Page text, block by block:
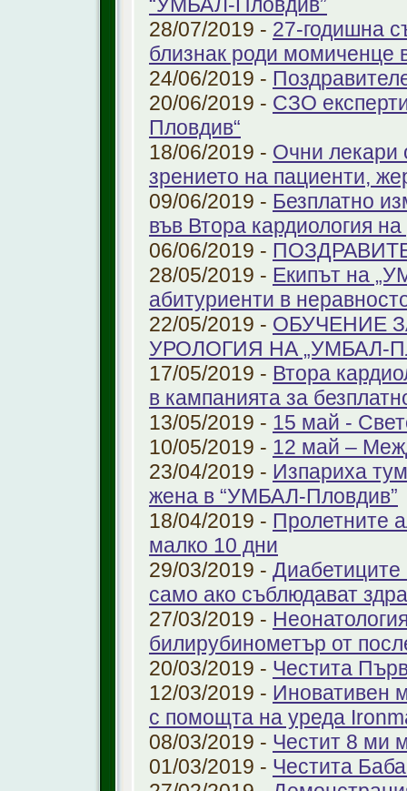
28/07/2019 - 27-годишна
близнак роди момиченце
24/06/2019 -
20/06/2019 - СЗО
Пловдив“
18/06/2019 - Очни лекари
зрението на пациенти,
09/06/2019 - Безплатно
във Втора кардиология
06/06/2019 -
28/05/2019 - Екипът на
абитуриенти в
22/05/2019 - ОБУЧЕНИЕ
УРОЛОГИЯ НА „УМБАЛ-
17/05/2019 - Втора
в кампанията за
13/05/2019 - 15 май -
10/05/2019 - 12 май –
23/04/2019 - Изпариха
жена в “УМБАЛ-Пловдив”
18/04/2019 - Пролетните
малко 10 дни
29/03/2019 - Диабетиците
само ако съблюдават
27/03/2019 -
билирубинометър от
20/03/2019 - Честита
12/03/2019 - Иновативен
с помощта на уреда
08/03/2019 - Честит 8 ми
01/03/2019 - Честита